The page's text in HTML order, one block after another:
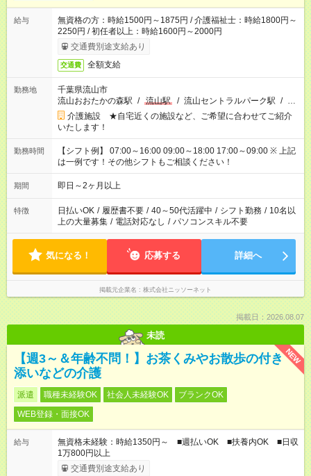
給与
無資格の方：時給1500円～1875円 / 介護福祉士：時給1800円～
2250円 / 初任者以上：時給1600円～2000円
交通費別途支給あり
交通費 全額支給
勤務地
千葉県流山市
流山おおたかの森駅 / 流山駅 / 流山セントラルパーク駅 / …
介護施設 ★自宅近くの施設など、ご希望に合わせてご紹介
いたします！
勤務時間
【シフト例】 07:00～16:00 09:00～18:00 17:00～09:00 ※ 上記
は一例です！その他シフトもご相談ください！
期間 即日～2ヶ月以上
特徴 日払いOK / 履歴書不要 / 40～50代活躍中 / シフト勤務 / 10名以
上の大量募集 / 電話対応なし / パソコンスキル不要
気になる！ 応募する 詳細へ
掲載元企業名 株式会社ニッソーネット
掲載日：2026.08.07
未読
NEW
【週3～＆年齢不問！】お茶くみやお散歩の付き
添いなどの介護
派遣 職種未経験OK 社会人未経験OK
ブランクOK
WEB登録・面接OK
給与
無資格未経験：時給1350円～ ■週払いOK ■扶養内OK ■日収
1万800円以上
交通費別途支給あり